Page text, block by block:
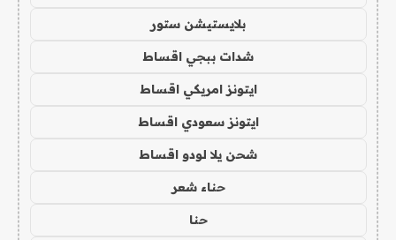
بلايستيشن ستور
شدات ببجي اقساط
ايتونز امريكي اقساط
ايتونز سعودي اقساط
شحن يلا لودو اقساط
حناء شعر
حنا